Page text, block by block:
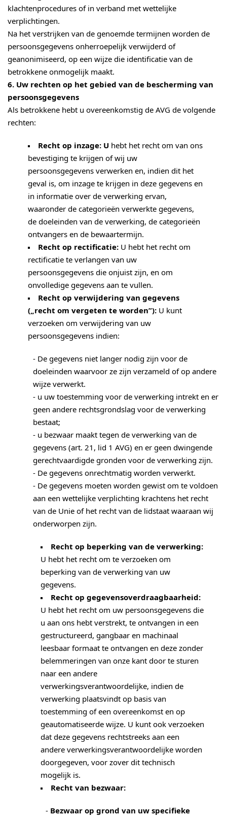
klachtenprocedures of in verband met wettelijke
verplichtingen.
Na het verstrijken van de genoemde termijnen worden de
persoonsgegevens onherroepelijk verwijderd of
geanonimiseerd, op een wijze die identificatie van de
betrokkene onmogelijk maakt.
6. Uw rechten op het gebied van de bescherming van
persoonsgegevens
Als betrokkene hebt u overeenkomstig de AVG de volgende
rechten:
Recht op inzage: U hebt het recht om van ons
bevestiging te krijgen of wij uw
persoonsgegevens verwerken en, indien dit het
geval is, om inzage te krijgen in deze gegevens en
in informatie over de verwerking ervan,
waaronder de categorieën verwerkte gegevens,
de doeleinden van de verwerking, de categorieën
ontvangers en de bewaartermijn.
Recht op rectificatie: U hebt het recht om
rectificatie te verlangen van uw
persoonsgegevens die onjuist zijn, en om
onvolledige gegevens aan te vullen.
Recht op verwijdering van gegevens
(„recht om vergeten te worden”): U kunt
verzoeken om verwijdering van uw
persoonsgegevens indien:
- De gegevens niet langer nodig zijn voor de
doeleinden waarvoor ze zijn verzameld of op andere
wijze verwerkt.
- u uw toestemming voor de verwerking intrekt en er
geen andere rechtsgrondslag voor de verwerking
bestaat;
- u bezwaar maakt tegen de verwerking van de
gegevens (art. 21, lid 1 AVG) en er geen dwingende
gerechtvaardigde gronden voor de verwerking zijn.
- De gegevens onrechtmatig worden verwerkt.
- De gegevens moeten worden gewist om te voldoen
aan een wettelijke verplichting krachtens het recht
van de Unie of het recht van de lidstaat waaraan wij
onderworpen zijn.
Recht op beperking van de verwerking:
U hebt het recht om te verzoeken om
beperking van de verwerking van uw
gegevens.
Recht op gegevensoverdraagbaarheid:
U hebt het recht om uw persoonsgegevens die
u aan ons hebt verstrekt, te ontvangen in een
gestructureerd, gangbaar en machinaal
leesbaar formaat te ontvangen en deze zonder
belemmeringen van onze kant door te sturen
naar een andere
verwerkingsverantwoordelijke, indien de
verwerking plaatsvindt op basis van
toestemming of een overeenkomst en op
geautomatiseerde wijze. U kunt ook verzoeken
dat deze gegevens rechtstreeks aan een
andere verwerkingsverantwoordelijke worden
doorgegeven, voor zover dit technisch
mogelijk is.
Recht van bezwaar:
- Bezwaar op grond van uw specifieke